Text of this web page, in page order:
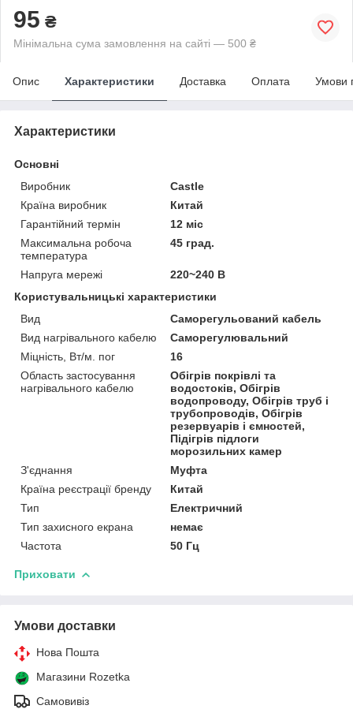
95 ₴
Мінімальна сума замовлення на сайті — 500 ₴
Опис Характеристики Доставка Оплата Умови
Характеристики
Основні
Виробник
Castle
Країна виробник
Китай
Гарантійний термін
12 міс
Максимальна робоча
температура
45 град.
Напруга мережі
220~240 В
Користувальницькі характеристики
Вид
Саморегульований кабель
Вид нагрівального кабелю
Саморегулювальний
Міцність, Вт/м. пог
16
Область застосування
нагрівального кабелю
Обігрів покрівлі та
водостоків, Обігрів
водопроводу, Обігрів труб і
трубопроводів, Обігрів
резервуарів і ємностей,
Підігрів підлоги
морозильних камер
З'єднання
Муфта
Країна реєстрації бренду
Китай
Тип
Електричний
Тип захисного екрана
немає
Частота
50 Гц
Приховати
Умови доставки
Нова Пошта
Магазини Rozetka
Самовивіз